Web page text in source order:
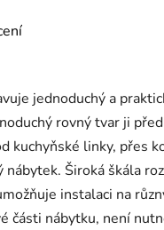
jednoduchý a
rovný tvar ji
kuchyňské linky, přes
nábytek. Široká škála
instalaci na
části nábytku, není